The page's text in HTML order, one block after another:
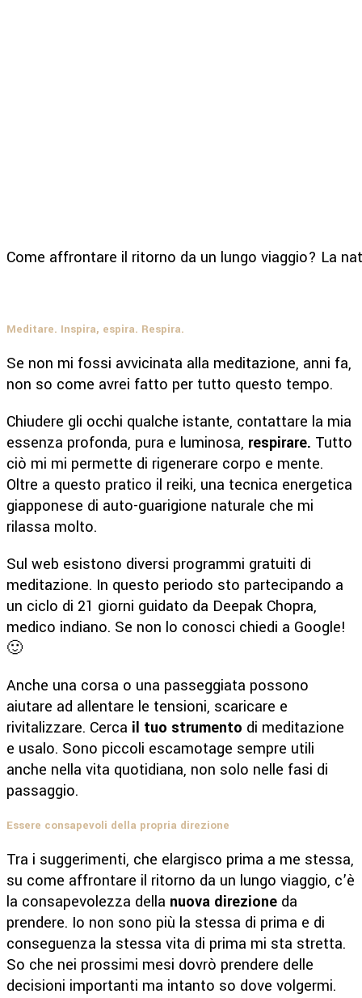
Come affrontare il ritorno da un lungo viaggio? La
Meditare. Inspira, espira. Respira.
Se non mi fossi avvicinata alla meditazione, anni fa,
non so come avrei fatto per tutto questo tempo.
Chiudere gli occhi qualche istante, contattare la mia
essenza profonda, pura e luminosa, respirare. Tutto
ciò mi mi permette di rigenerare corpo e mente.
Oltre a questo pratico il reiki, una tecnica energetica
giapponese di auto-guarigione naturale che mi
rilassa molto.
Sul web esistono diversi programmi gratuiti di
meditazione. In questo periodo sto partecipando a
un ciclo di 21 giorni guidato da Deepak Chopra,
medico indiano. Se non lo conosci chiedi a Google!
🙂
Anche una corsa o una passeggiata possono
aiutare ad allentare le tensioni, scaricare e
rivitalizzare. Cerca il tuo strumento di meditazione
e usalo. Sono piccoli escamotage sempre utili
anche nella vita quotidiana, non solo nelle fasi di
passaggio.
Essere consapevoli della propria direzione
Tra i suggerimenti, che elargisco prima a me stessa,
su come affrontare il ritorno da un lungo viaggio, c’è
la consapevolezza della nuova direzione da
prendere. Io non sono più la stessa di prima e di
conseguenza la stessa vita di prima mi sta stretta.
So che nei prossimi mesi dovrò prendere delle
decisioni importanti ma intanto so dove volgermi.